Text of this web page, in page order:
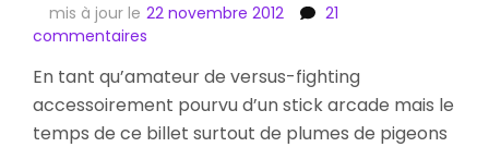
mis à jour le 22 novembre 2012
21
commentaires
Super
Street
Fighter
En tant qu’amateur de versus-fighting
accessoirement pourvu d’un stick arcade mais le
temps de ce billet surtout de plumes de pigeons